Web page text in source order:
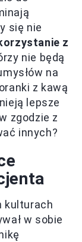
się nie
z
nie będą
na
z kawą
lepsze
zgodzie z
innych?
kulturach
w sobie